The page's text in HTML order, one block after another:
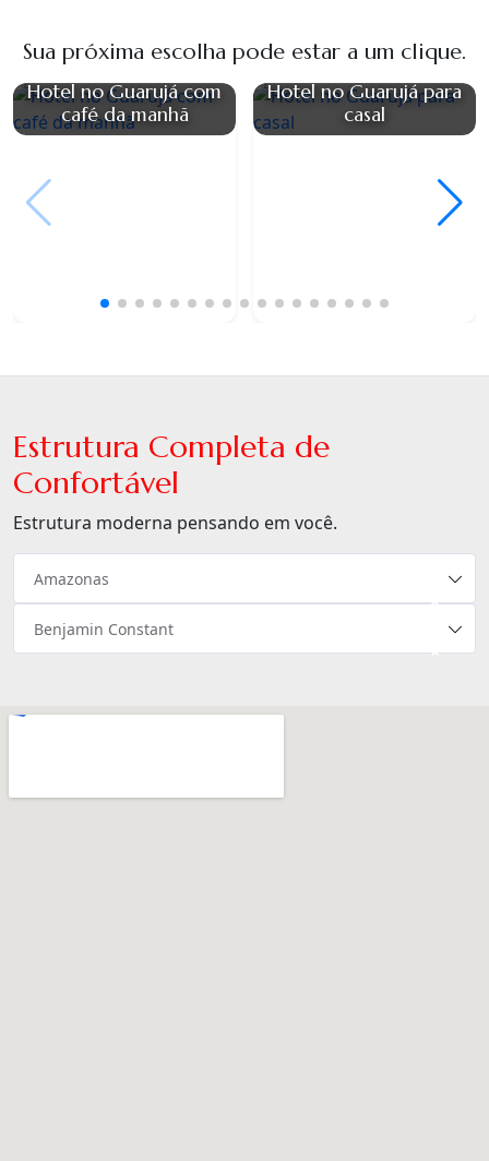
Sua próxima escolha pode estar a um clique.
Hotel no Guarujá com
café da manhã
Hotel no Guarujá para
casal
Estrutura Completa de
Confortável
Estrutura moderna pensando em você.
×
Amazonas
×
Benjamin Constant